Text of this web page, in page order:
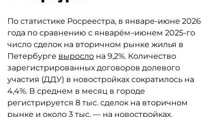
По статистике Росреестра, в январе-июне 2026
года по сравнению с январём–июнем 2025-го
число сделок на вторичном рынке жилья в
Петербурге выросло на 9,2%. Количество
зарегистрированных договоров долевого
участия (ДДУ) в новостройках сократилось на
4,4%. В среднем в месяц в городе
регистрируется 8 тыс. сделок на вторичном
рынке и около 3 тыс. — на новостройках.